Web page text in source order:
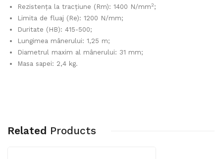
Rezistența la tracțiune (Rm): 1400 N/mm2;
Limita de fluaj (Re): 1200 N/mm;
Duritate (HB): 415-500;
Lungimea mânerului: 1,25 m;
Diametrul maxim al mânerului: 31 mm;
Masa sapei: 2,4 kg.
Related Products